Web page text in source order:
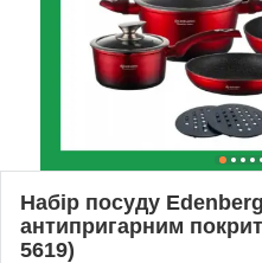
Набір посуду
антипригарним
5619)